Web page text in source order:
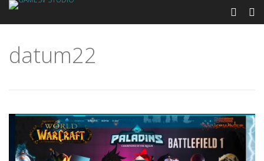
datum22